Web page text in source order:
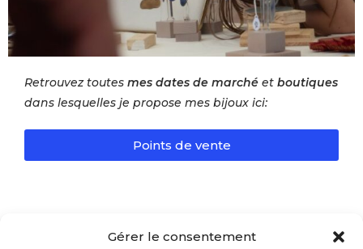
Gérer le consentement
Retrouvez toutes mes dates de marché et boutiques
dans lesquelles je propose mes bijoux ici:
Points de vente